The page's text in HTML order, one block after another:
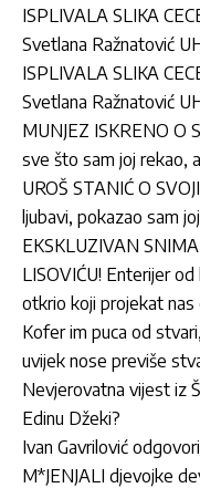
ISPLIVALA SLIKA
Svetlana Ražnatović
ISPLIVALA SLIKA
Svetlana Ražnatović
MUNJEZ ISKRENO O
sve što sam joj rekao,
UROŠ STANIĆ O
ljubavi, pokazao sam
EKSKLUZIVAN
LISOVIĆU! Enterijer
otkrio koji projekat nas
Kofer im puca od
uvijek nose previše
Nevjerovatna vijest iz
Edinu Džeki?
Ivan Gavrilović
M*JENJALI djevojke